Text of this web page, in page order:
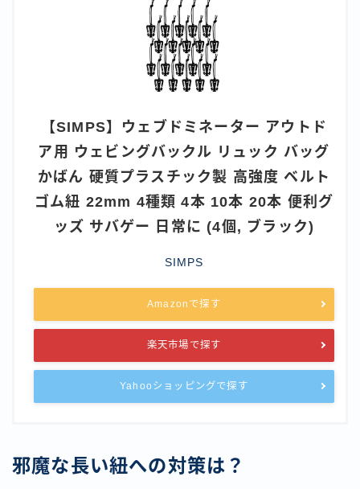
【SIMPS】ウェブドミネーター アウトド
ア用 ウェビングバックル リュック バッグ
かばん 硬質プラスチック製 高強度 ベルト
ゴム紐 22mm 4種類 4本 10本 20本 便利グ
ッズ サバゲー 日常に (4個, ブラック)
SIMPS
Amazonで探す
楽天市場で探す
Yahooショッピングで探す
邪魔な長い紐への対策は？